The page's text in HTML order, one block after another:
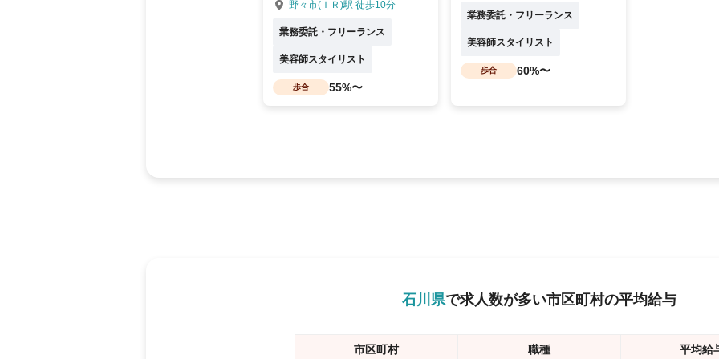
野々市(ＩＲ)駅 徒歩10分
業務委託・フリーランス
美容師スタイリスト
歩合 55%〜
業務委託・フリーランス
美容師スタイリスト
歩合 60%〜
石川県で求人数が多い市区町村の平均給与
市区町村 職種 平均給